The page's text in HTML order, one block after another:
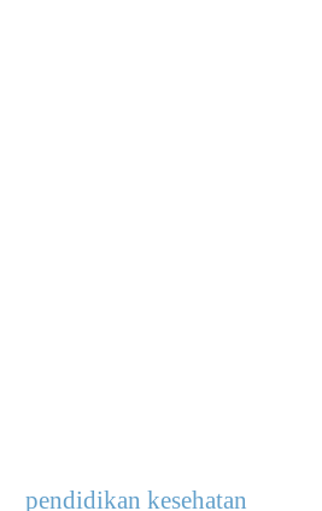
pendidikan kesehatan